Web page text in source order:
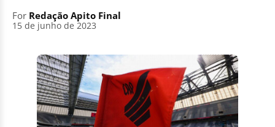
For Redação Apito Final
15 de junho de 2023